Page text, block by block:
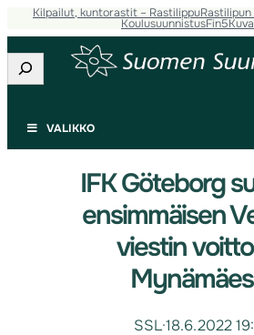
Kilpailut, kuntorastit – Rastilippu
KoulusuunnistusFin5
Etsi
VALIKKO
IFK Göteborg
ensimmäisen
viestin
SSL·18.6.2022